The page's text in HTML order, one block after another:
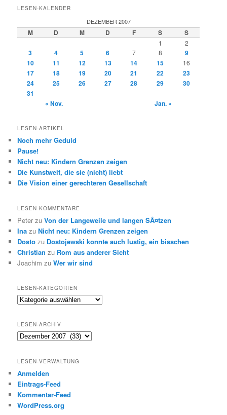
LESEN-KALENDER
DEZEMBER 2007
M D M D F S S
1 2
3 4 5 6 7 8
9
10
11 12 13 14 15 16
17 18 19 20 21 22
23
24
25 26 27 28 29
30
31
« Nov.
Jan. »
LESEN-ARTIKEL
Noch mehr Geduld
Pause!
Nicht neu: Kindern Grenzen zeigen
Die Kunstwelt, die sie (nicht) liebt
Die Vision einer gerechteren Gesellschaft
LESEN-KOMMENTARE
Peter zuVon der Langeweile und langen SÃ¤tzen
Ina zuNicht neu: Kindern Grenzen zeigen
Dosto zu Dostojewski konnte auch lustig, ein bisschen
Christian zu Rom aus anderer Sicht
Joachim zuWer wir sind
LESEN-KATEGORIEN
Lesen-
LESEN-ARCHIV
Lesen-
LESEN-VERWALTUNG
Anmelden
Eintrags-Feed
Kommentar-Feed
WordPress.org